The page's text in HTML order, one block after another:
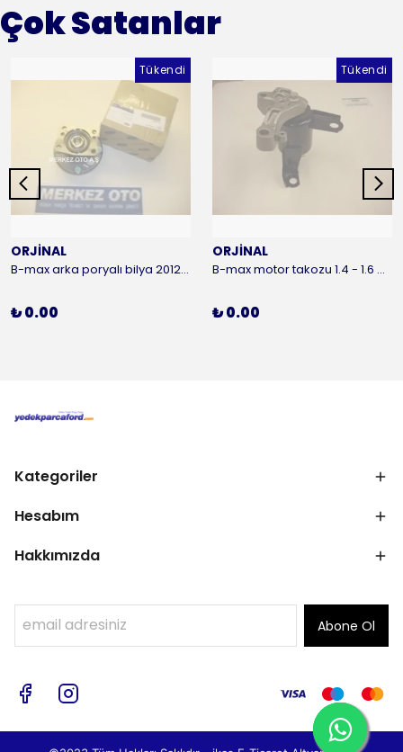
Çok Satanlar
Tükendi
ORJİNAL
B-max arka poryalı bilya 2012-2016 ORJİNAL
₺ 0.00
Tükendi
ORJİNAL
B-max motor takozu 1.4 - 1.6 benzinli 2012-2016 ORJİNAL
₺ 0.00
Kategoriler
Hesabım
Hakkımızda
Abone Ol